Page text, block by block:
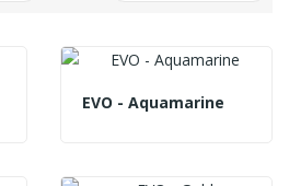
EVO - Aquamarine